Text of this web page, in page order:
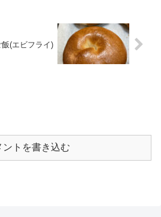
(エビフライ)
ントを書き込む